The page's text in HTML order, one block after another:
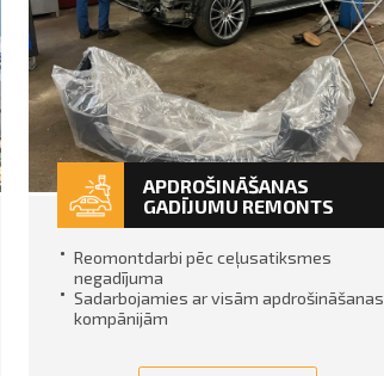
APDROŠINĀŠANAS
GADĪJUMU REMONTS
Reomontdarbi pēc ceļusatiksmes
negadījuma
Sadarbojamies ar visām apdrošināšanas
kompānijām